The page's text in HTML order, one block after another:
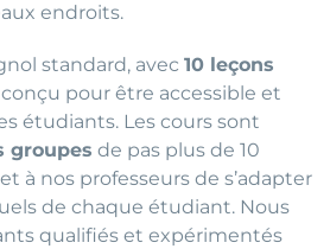
endroits.
standard, avec 10 leçons
conçu pour être accessible et
étudiants. Les cours sont
groupes de pas plus de 10
à nos professeurs de s’adapter
de chaque étudiant. Nous
qualifiés et expérimentés